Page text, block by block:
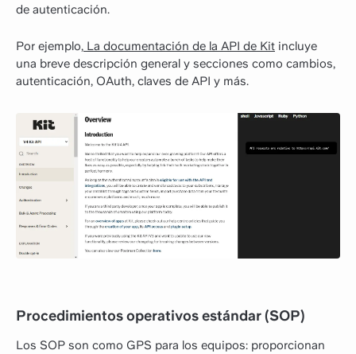
de autenticación.
Por ejemplo, La documentación de la API de Kit incluye
una breve descripción general y secciones como cambios,
autenticación, OAuth, claves de API y más.
Procedimientos operativos estándar (SOP)
Los SOP son como GPS para los equipos: proporcionan